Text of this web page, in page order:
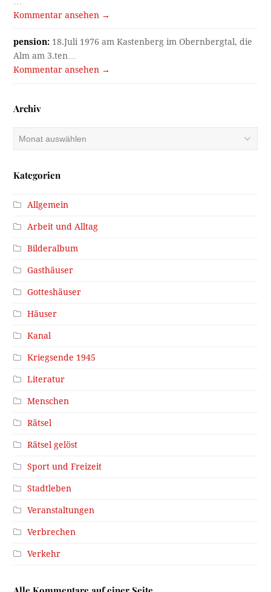
Kommentar ansehen →
pension: 18.Juli 1976 am Kastenberg im Obernbergtal, die
Alm am 3.ten…
Kommentar ansehen →
Archiv
Kategorien
Allgemein
Arbeit und Alltag
Bilderalbum
Gasthäuser
Gotteshäuser
Häuser
Kanal
Kriegsende 1945
Literatur
Menschen
Rätsel
Rätsel gelöst
Sport und Freizeit
Stadtleben
Veranstaltungen
Verbrechen
Verkehr